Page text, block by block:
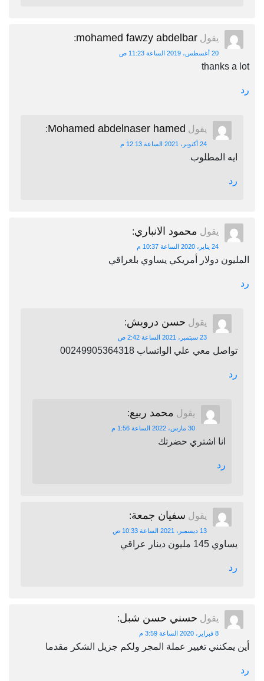
يقول mohamed fawzy abdelbar
:
20 أغسطس، 2019 الساعة 11:23 ص
thanks a lot
رد
يقول Mohamed abdelnaser hamed
:
24 أكتوبر، 2021 الساعة 12:13 م
ايه المطلوب
رد
يقول محمود الانباري:
24 يناير، 2020 الساعة 10:37 م
المليون دولار أمريكي يساوي بلعراقي
رد
يقول حسن درويش:
23 سبتمبر، 2021 الساعة 2:42 ص
تواصل معي علي الواتساب 00249905364318
رد
يقول محمد ربيع:
30 مارس، 2022 الساعة 1:56 م
انا اشتري حضرتك
رد
يقول سفيان جمعة:
13 ديسمبر، 2021 الساعة 10:33 ص
يساوي 145 مليون دينار عراقي
رد
يقول حسني حسن شبل:
8 فبراير، 2020 الساعة 3:59 م
أين يمكنني تغيير عملة المجر ولكم جزيل الشكر مقدما
رد